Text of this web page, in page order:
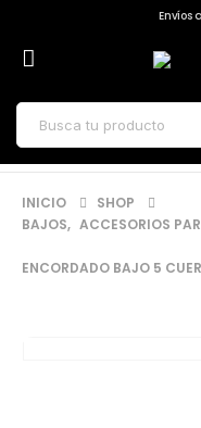
Envíos
INICIO
SHOP
BAJOS, ACCESORIOS
ENCORDADO BAJO 5